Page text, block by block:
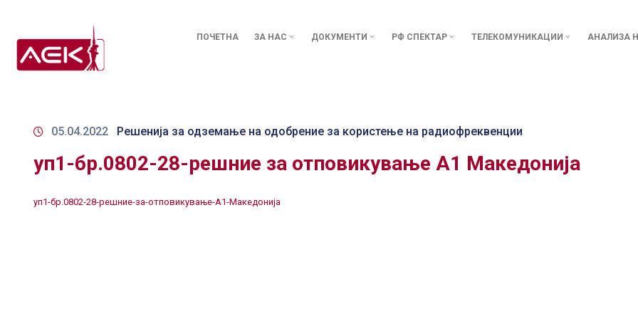
ПОЧЕТНА ЗА НАС ДОКУМЕНТИ РФ СПЕКТАР ТЕЛЕКОМУНИКАЦИИ АНАЛИЗА
05.04.2022 Решенија за одземање на одобрение за користење на радиофреквенции
уп1-бр.0802-28-решние за отповикување А1 Македонија
уп1-бр.0802-28-решние-за-отповикување-А1-Македонија